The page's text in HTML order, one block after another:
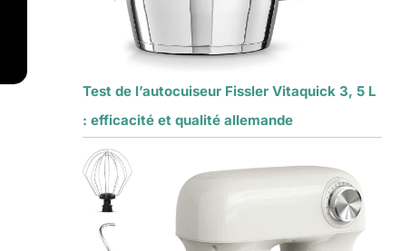
Test de l’autocuiseur Fissler Vitaquick 3, 5 L
: efficacité et qualité allemande